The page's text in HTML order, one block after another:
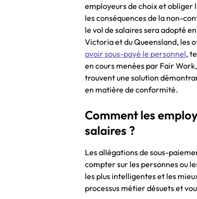
employeurs de choix et obliger
les conséquences de la non-
le vol de salaires sera adopté
Victoria et du Queensland, les
avoir sous-payé le personnel,
en cours menées par Fair
trouvent une solution
en matière de conformité.
Comment les
salaires ?
Les allégations de sous-
compter sur les personnes ou
les plus intelligentes et les
processus métier désuets et